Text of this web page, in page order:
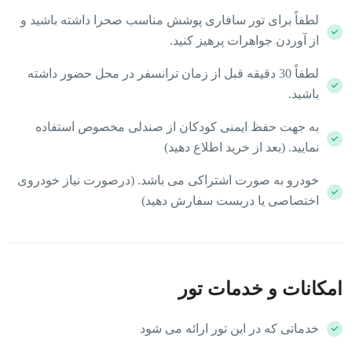
لطفاً برای تور سافاری پوشش مناسب صحرا داشته باشید و
از آوردن جواهرات پرهیز کنید.
لطفاً 30 دقیقه قبل از زمان ترانسفر در محل حضور داشته
باشید.
به جهت حفظ ایمنی کودکان از صندلی مخصوص استفاده
نمایید. (بعد از خرید اطلاع دهید)
خودرو به صورت اشتراکی می باشد. (درصورت نیاز خودروی
اختصاصی یا دربست سفارش دهید)
امکانات و خدمات تور
خدماتی که در این تور ارائه می شود